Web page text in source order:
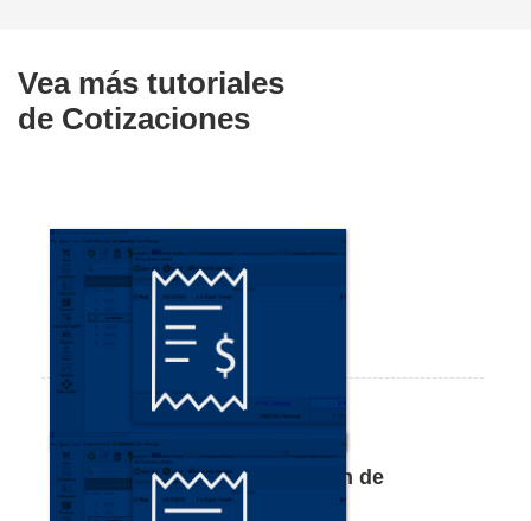
Vea más tutoriales
de Cotizaciones
Cómo configurar la impresión de
cotizaciones